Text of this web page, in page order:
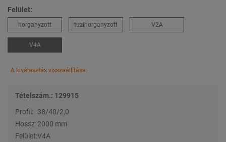
Felület:
horganyzott tuzihorganyzott V2A
V4A
A kiválasztás visszaállítása
Tételszám.: 129915
Profil:
38/40/2,0
Hossz: 2000 mm
Felület:V4A